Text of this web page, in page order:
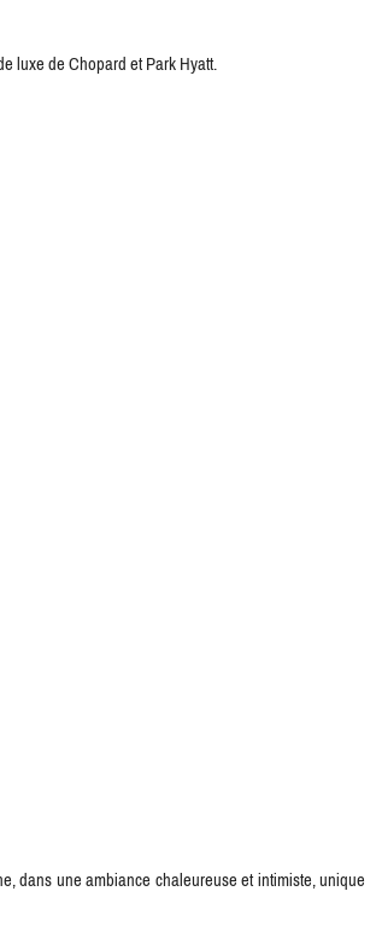
luxe de Chopard et Park Hyatt.
dans une ambiance chaleureuse et intimiste, unique